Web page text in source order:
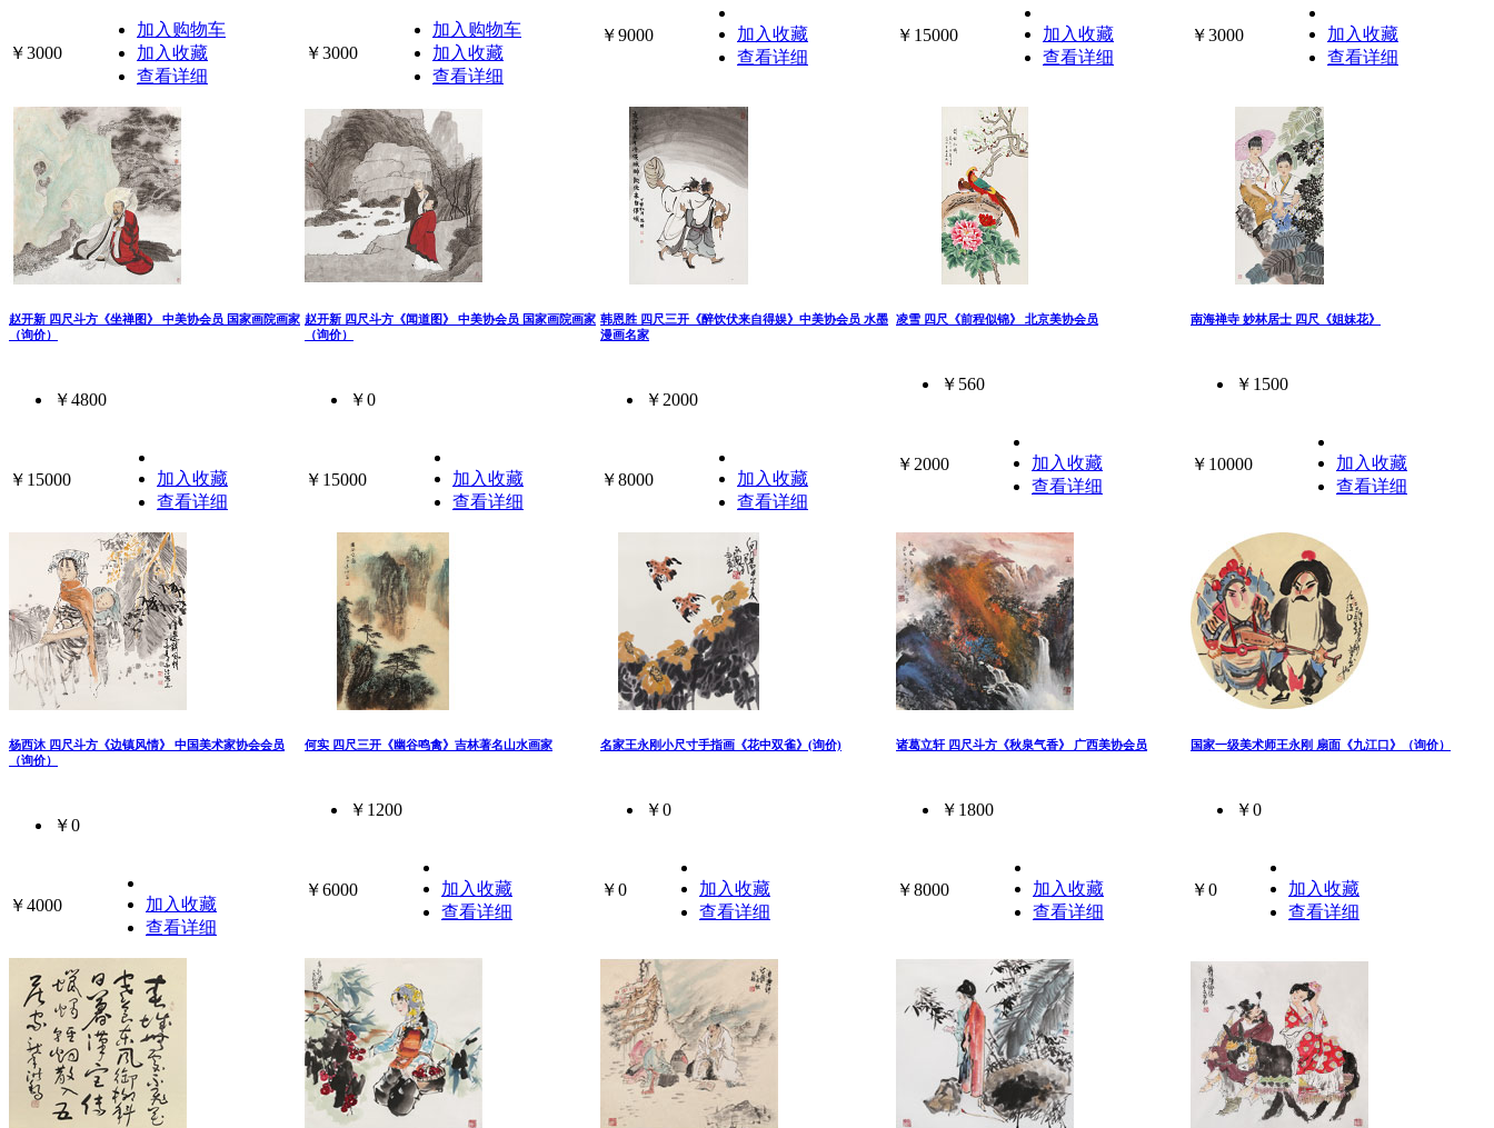
￥3000
加入购物车
加入收藏
查看详细
￥3000
加入购物车
加入收藏
查看详细
￥9000
加入收藏
查看详细
￥15000
加入收藏
查看详细
￥3000
加入收藏
查看详细
赵开新 四尺斗方《坐禅图》 中美协会员 国家画院画家
（询价）
￥4800
￥15000
加入收藏
查看详细
赵开新 四尺斗方《闻道图》 中美协会员 国家画院画家
（询价）
￥0
￥15000
加入收藏
查看详细
韩恩胜 四尺三开《醉饮伏来自得娱》中美协会员 水墨
漫画名家
￥2000
￥8000
加入收藏
查看详细
凌雪 四尺《前程似锦》 北京美协会员
￥560
￥2000
加入收藏
查看详细
南海禅寺 妙林居士 四尺《姐妹花》
￥1500
￥10000
加入收藏
查看详细
杨西沐 四尺斗方《边镇风情》 中国美术家协会会员
（询价）
￥0
￥4000
加入收藏
查看详细
何实 四尺三开《幽谷鸣禽》吉林著名山水画家
￥1200
￥6000
加入收藏
查看详细
名家王永刚小尺寸手指画《花中双雀》(询价)
￥0
￥0
加入收藏
查看详细
诸葛立轩 四尺斗方《秋泉气香》 广西美协会员
￥1800
￥8000
加入收藏
查看详细
国家一级美术师王永刚 扇面《九江口》（询价）
￥0
￥0
加入收藏
查看详细